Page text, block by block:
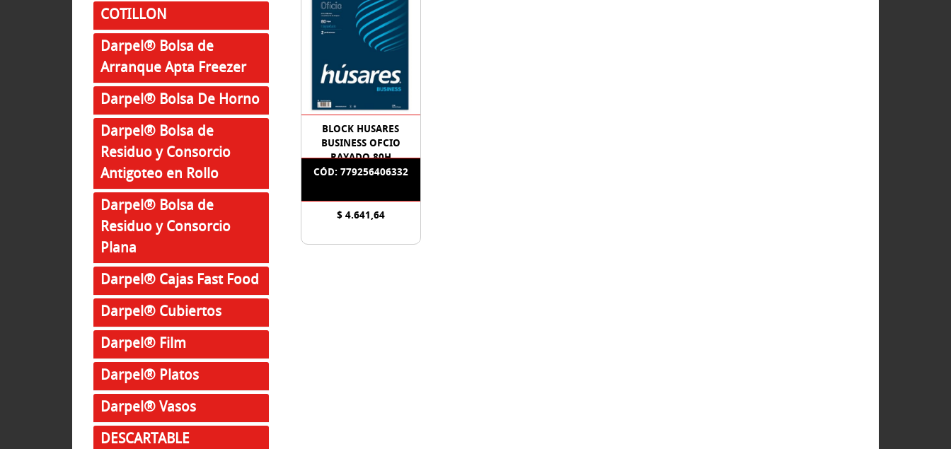
COTILLON
Darpel® Bolsa de
Arranque Apta Freezer
Darpel® Bolsa De Horno
Darpel® Bolsa de
Residuo y Consorcio
Antigoteo en Rollo
Darpel® Bolsa de
Residuo y Consorcio
Plana
Darpel® Cajas Fast Food
Darpel® Cubiertos
Darpel® Film
Darpel® Platos
Darpel® Vasos
DESCARTABLE
BLOCK HUSARES
BUSINESS OFCIO
RAYADO 80H
CÓD: 779256406332
$ 4.641,64